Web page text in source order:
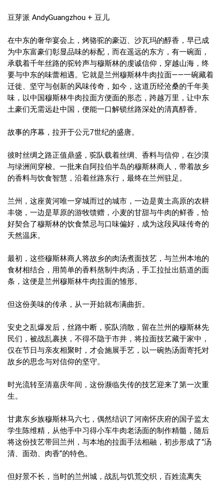
豆芽派 AndyGuangzhou + 豆儿
在中东的奢华宴会上，烤骆驼的豪迈、沙瓦玛的醇香，早已成
为中东富豪们彰显品味的标配，而在遥远的东方，有一碗面，
承载着千年丝路的驼铃声与穆斯林的虔诚信仰，穿越山海，终
要与中东的味蕾相遇。它就是兰州穆斯林牛肉拉面——一碗藏着
迁徙、坚守与创新的风味传奇，如今，这道历经沧桑的千年美
味，以中国穆斯林牛肉拉面方便面的形态，跨越万里，让中东
土豪们无需远赴中国，便能一口解锁丝路深处的清真醇香。
故事的序幕，拉开于公元7世纪的盛唐。
彼时丝绸之路正值鼎盛，驼队载着丝绸、香料与信仰，在沙漠
与绿洲间穿梭。一批来自阿拉伯半岛的穆斯林商人，带着故乡
的香料与饮食智慧，沿着丝路东行，最终在兰州驻足。
兰州，这座黄河唯一穿城而过的城市，一边是黄土高原的农耕
丰饶，一边是草原的游牧馈赠，小麦的甘甜与牛肉的鲜香，恰
好契合了穆斯林的饮食禁忌与口味偏好，成为这段风味传奇的
天然温床。
最初，这些穆斯林商人将故乡的肉汤煮面技艺，与兰州本地的
食材相结合，用简单的香料熬制牛肉汤，手工拉扯出筋道的面
条，这便是兰州穆斯林牛肉拉面的雏形。
但这份美味的传承，从一开始就布满曲折。
安史之乱爆发后，丝路中断，驼队消散，留在兰州的穆斯林先
民们，被战乱裹挟，不得不隐于市井，将拉面技艺藏于家中，
仅在节日与亲友相聚时，才会施展手艺，以一碗热汤面寄托对
故乡的思念与对信仰的坚守。
时光流转至清嘉庆年间，这份濒临失传的技艺迎来了第一次重
生。
甘肃东乡族穆斯林马六七，偶然结识了河南怀庆府的国子监太
学生陈维精，从他手中习得小车牛肉老汤面的制作精髓，随后
将这份技艺带回兰州，与本地的拉面手法相融，初步形成了“汤
清、面劲、肉香”的特色。
但好景不长，当时的兰州城，战乱与饥荒交织，百姓流离失